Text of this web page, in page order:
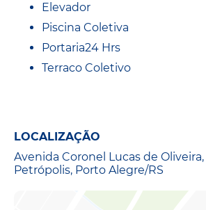
Elevador
Piscina Coletiva
Portaria24 Hrs
Terraco Coletivo
LOCALIZAÇÃO
Avenida Coronel Lucas de
Petrópolis, Porto Alegre/RS